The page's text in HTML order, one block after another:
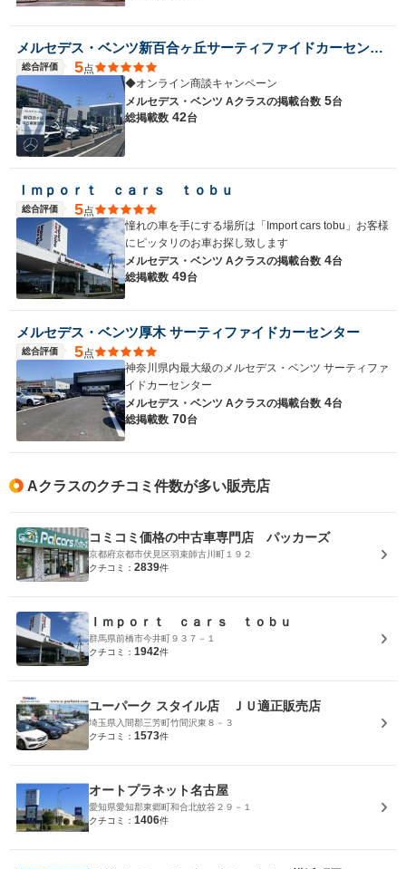
メルセデス・ベンツ新百合ヶ丘サーティファイドカーセンター
総合評価 5点
◆オンライン商談キャンペーン
メルセデス・ベンツ Aクラスの掲載台数 5台
総掲載数 42台
Ｉｍｐｏｒｔ ｃａｒｓ ｔｏｂｕ
総合評価 5点
憧れの車を手にする場所は「Import cars tobu」お客様
にピッタリのお車お探し致します
メルセデス・ベンツ Aクラスの掲載台数 4台
総掲載数 49台
メルセデス・ベンツ厚木 サーティファイドカーセンター
総合評価 5点
神奈川県内最大級のメルセデス・ベンツ サーティファ
イドカーセンター
メルセデス・ベンツ Aクラスの掲載台数 4台
総掲載数 70台
Aクラスのクチコミ件数が多い販売店
コミコミ価格の中古車専門店 パッカーズ
京都府京都市伏見区羽束師古川町１９２
クチコミ： 2839件
Ｉｍｐｏｒｔ ｃａｒｓ ｔｏｂｕ
群馬県前橋市今井町９３７－１
クチコミ： 1942件
ユーパーク スタイル店 ＪＵ適正販売店
埼玉県入間郡三芳町竹間沢東８－３
クチコミ： 1573件
オートプラネット名古屋
愛知県愛知郡東郷町和合北蚊谷２９－１
クチコミ： 1406件